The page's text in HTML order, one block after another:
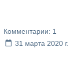
Комментарии: 1
31 марта 2020 г.